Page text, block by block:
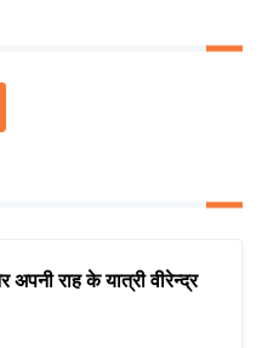
राह के यात्री वीरेन्द्र